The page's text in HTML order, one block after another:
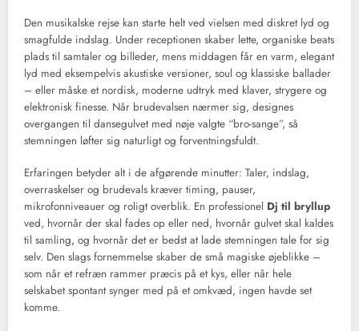
Den musikalske rejse kan starte helt ved vielsen med diskret lyd og
smagfulde indslag. Under receptionen skaber lette, organiske beats
plads til samtaler og billeder, mens middagen får en varm, elegant
lyd med eksempelvis akustiske versioner, soul og klassiske ballader
– eller måske et nordisk, moderne udtryk med klaver, strygere og
elektronisk finesse. Når brudevalsen nærmer sig, designes
overgangen til dansegulvet med nøje valgte “bro-sange”, så
stemningen løfter sig naturligt og forventningsfuldt.
Erfaringen betyder alt i de afgørende minutter: Taler, indslag,
overraskelser og brudevals kræver timing, pauser,
mikrofonniveauer og roligt overblik. En professionel Dj til bryllup
ved, hvornår der skal fades op eller ned, hvornår gulvet skal kaldes
til samling, og hvornår det er bedst at lade stemningen tale for sig
selv. Den slags fornemmelse skaber de små magiske øjeblikke –
som når et refræn rammer præcis på et kys, eller når hele
selskabet spontant synger med på et omkvæd, ingen havde set
komme.